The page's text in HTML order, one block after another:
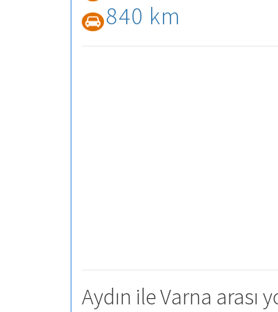
840 km
Aydın ile Varna arası